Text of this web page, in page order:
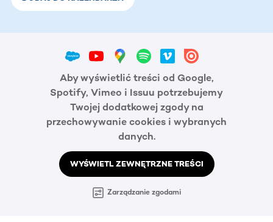
Aby wyświetlić treści od Google,
Spotify, Vimeo i Issuu potrzebujemy
Twojej dodatkowej zgody na
przechowywanie cookies i wybranych
danych.
WYŚWIETL ZEWNĘTRZNE TREŚCI
Zarządzanie zgodami